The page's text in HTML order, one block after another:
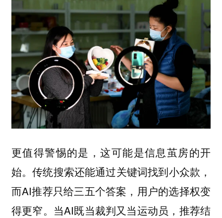
更值得警惕的是，这可能是信息茧房的开
始。传统搜索还能通过关键词找到小众款，
而AI推荐只给三五个答案，用户的选择权变
得更窄。当AI既当裁判又当运动员，推荐结